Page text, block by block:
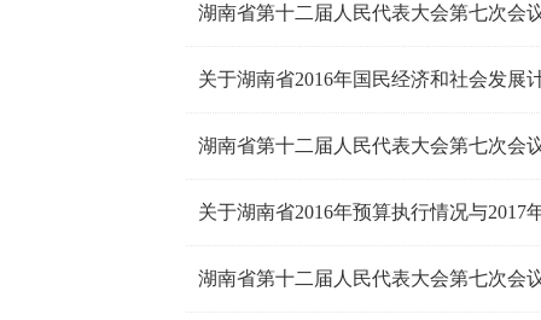
关于湖南省2016年国民经济和社会发展
关于湖南省2016年预算执行情况与2017